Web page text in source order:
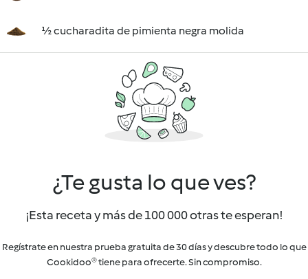
½ cucharadita de pimienta negra molida
¿Te gusta lo que ves?
¡Esta receta y más de 100 000 otras te esperan!
Regístrate en nuestra prueba gratuita de 30 días y descubre todo lo que
Cookidoo® tiene para ofrecerte. Sin compromiso.